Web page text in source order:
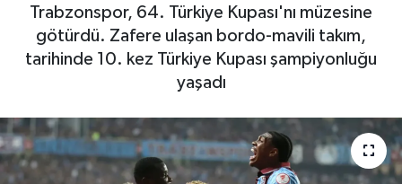
Trabzonspor, 64. Türkiye Kupası'nı müzesine
götürdü. Zafere ulaşan bordo-mavili takım,
tarihinde 10. kez Türkiye Kupası şampiyonluğu
yaşadı